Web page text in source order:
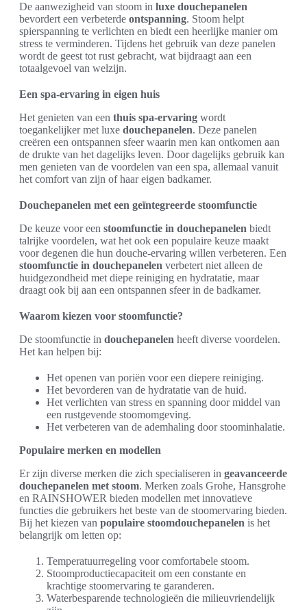
De aanwezigheid van stoom in luxe douchepanelen
bevordert een verbeterde ontspanning. Stoom helpt
spierspanning te verlichten en biedt een heerlijke manier om
stress te verminderen. Tijdens het gebruik van deze panelen
wordt de geest tot rust gebracht, wat bijdraagt aan een
totaalgevoel van welzijn.
Een spa-ervaring in eigen huis
Het genieten van een thuis spa-ervaring wordt
toegankelijker met luxe douchepanelen. Deze panelen
creëren een ontspannen sfeer waarin men kan ontkomen aan
de drukte van het dagelijks leven. Door dagelijks gebruik kan
men genieten van de voordelen van een spa, allemaal vanuit
het comfort van zijn of haar eigen badkamer.
Douchepanelen met een geïntegreerde stoomfunctie
De keuze voor een stoomfunctie in douchepanelen biedt
talrijke voordelen, wat het ook een populaire keuze maakt
voor degenen die hun douche-ervaring willen verbeteren. Een
stoomfunctie in douchepanelen verbetert niet alleen de
huidgezondheid met diepe reiniging en hydratatie, maar
draagt ook bij aan een ontspannen sfeer in de badkamer.
Waarom kiezen voor stoomfunctie?
De stoomfunctie in douchepanelen heeft diverse voordelen.
Het kan helpen bij:
Het openen van poriën voor een diepere reiniging.
Het bevorderen van de hydratatie van de huid.
Het verlichten van stress en spanning door middel van
een rustgevende stoomomgeving.
Het verbeteren van de ademhaling door stoominhalatie.
Populaire merken en modellen
Er zijn diverse merken die zich specialiseren in geavanceerde
douchepanelen met stoom. Merken zoals Grohe, Hansgrohe
en RAINSHOWER bieden modellen met innovatieve
functies die gebruikers het beste van de stoomervaring bieden.
Bij het kiezen van populaire stoomdouchepanelen is het
belangrijk om letten op:
Temperatuurregeling voor comfortabele stoom.
Stoomproductiecapaciteit om een constante en
krachtige stoomervaring te garanderen.
Waterbesparende technologieën die milieuvriendelijk